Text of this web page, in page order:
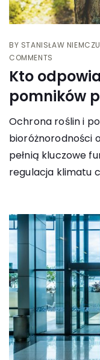
BY STANISŁAW
COMMENTS
Kto
pomników
Ochrona roślin i
bioróżnorodności
pełnią kluczowe
regulacja klimatu